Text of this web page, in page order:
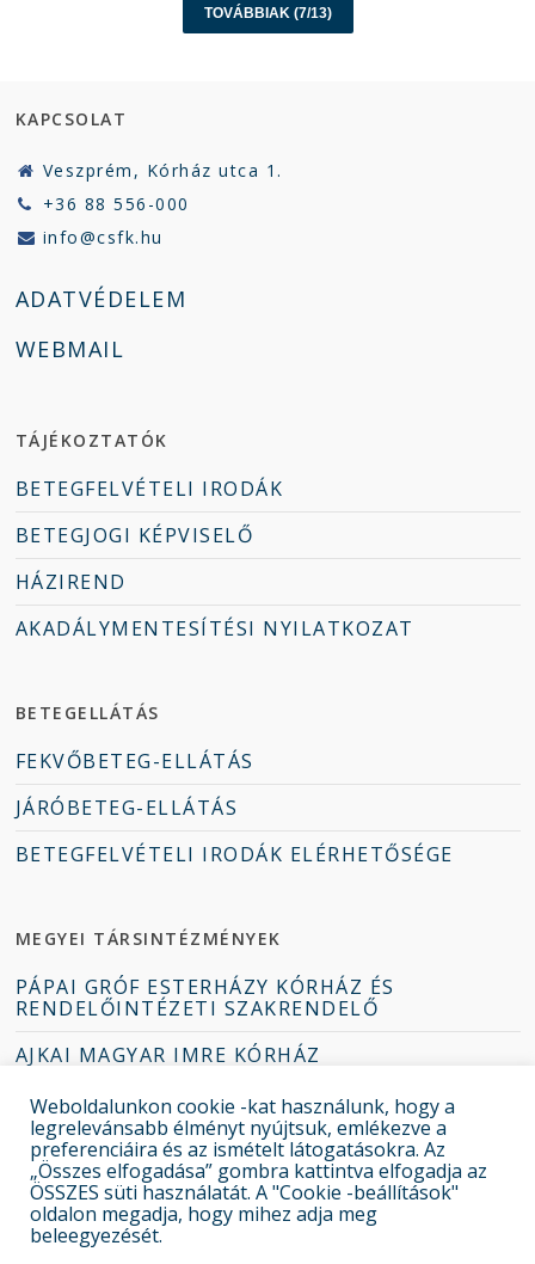
TOVÁBBIAK (7/13)
KAPCSOLAT
Veszprém, Kórház utca 1.
+36 88 556-000
info@csfk.hu
ADATVÉDELEM
WEBMAIL
TÁJÉKOZTATÓK
BETEGFELVÉTELI IRODÁK
BETEGJOGI KÉPVISELŐ
HÁZIREND
AKADÁLYMENTESÍTÉSI NYILATKOZAT
BETEGELLÁTÁS
FEKVŐBETEG-ELLÁTÁS
JÁRÓBETEG-ELLÁTÁS
BETEGFELVÉTELI IRODÁK ELÉRHETŐSÉGE
MEGYEI TÁRSINTÉZMÉNYEK
PÁPAI GRÓF ESTERHÁZY KÓRHÁZ ÉS
RENDELŐINTÉZETI SZAKRENDELŐ
AJKAI MAGYAR IMRE KÓRHÁZ
TAPOLCAI DEÁK JENŐ KÓRHÁZ
ZIRCI ERZSÉBET KÓRHÁZ-RENDELŐINTÉZET
Weboldalunkon cookie -kat használunk, hogy a
legrelevánsabb élményt nyújtsuk, emlékezve a
preferenciáira és az ismételt látogatásokra. Az
„Összes elfogadása” gombra kattintva elfogadja az
ÖSSZES süti használatát. A "Cookie -beállítások"
oldalon megadja, hogy mihez adja meg
beleegyezését.